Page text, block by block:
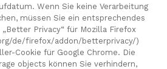
Wenn Sie keine Verarbeitung
müssen Sie ein entsprechendes
Privacy“ für Mozilla Firefox
de/firefox/addon/betterprivacy/)
Cookie für Google Chrome. Die
objects können Sie verhindern,